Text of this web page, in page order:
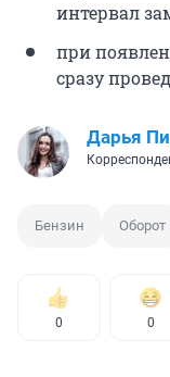
интервал
при
сразу
Дарья
Бензин Оборот
0 0